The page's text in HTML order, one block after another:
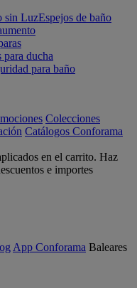
sin LuzEspejos de baño
para ducha
para baño
Colecciones
Catálogos Conforama
en el carrito. Haz
e importes
App Conforama Baleares